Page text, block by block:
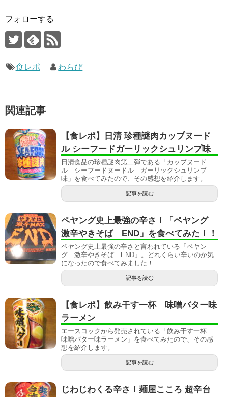
フォローする
食レポ わらび
関連記事
【食レポ】日清 珍種謎肉カップヌード
ル シーフードガーリックシュリンプ味
日清食品の珍種謎肉第二弾である「カップヌード
ル シーフードヌードル ガーリックシュリンプ
味」を食べてみたので、その感想を紹介します。
記事を読む
ペヤング史上最強の辛さ！「ペヤング
激辛やきそば END」を食べてみた！！
ペヤング史上最強の辛さと言われている「ペヤン
グ 激辛やきそば END」。どれくらい辛いのか気
になったので食べてみました！
記事を読む
【食レポ】飲み干す一杯 味噌バター味
ラーメン
エースコックから発売されている「飲み干す一杯
味噌バター味ラーメン」を食べてみたので、その感
想を紹介します。
記事を読む
じわじわくる辛さ！麺屋こころ 超辛台